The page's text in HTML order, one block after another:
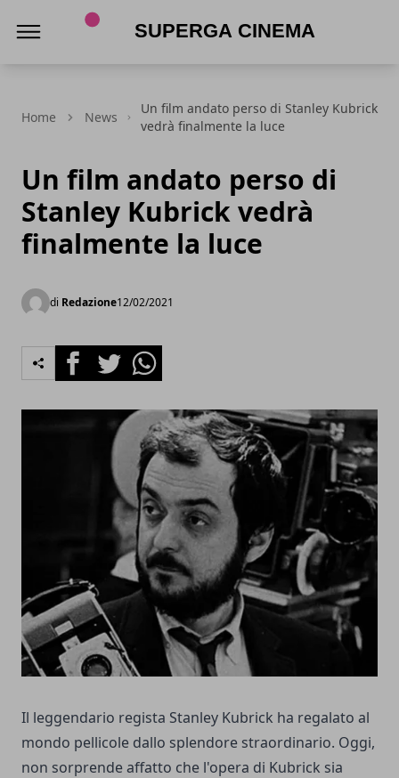
Home News
Un film andato perso di Stanley Kubrick
vedrà finalmente la luce
Un film andato perso di
Stanley Kubrick vedrà
finalmente la luce
di Redazione12/02/2021
FacebookTwitterWhatsapp
Il leggendario regista Stanley Kubrick ha regalato al
mondo pellicole dallo splendore straordinario. Oggi,
non sorprende affatto che l'opera di Kubrick sia